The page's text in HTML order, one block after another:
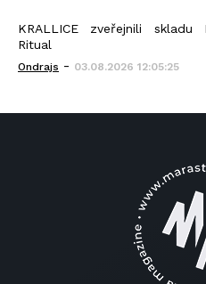
KRALLICE zveřejnili skladu
Ritual
Ondrajs - 03.08.2026 12:05:25